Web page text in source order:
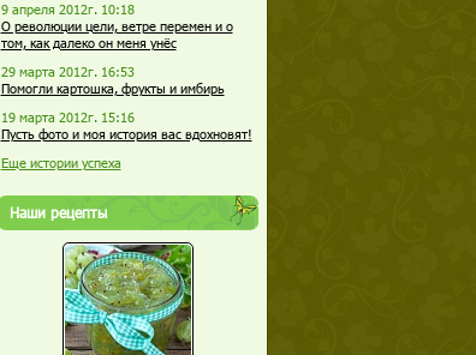
9 апреля 2012г. 10:18
О революции цели, ветре перемен и о
том, как далеко он меня унёс
29 марта 2012г. 16:53
Помогли картошка, фрукты и имбирь
19 марта 2012г. 15:16
Пусть фото и моя история вас вдохновят!
Еще истории успеха
Наши рецепты